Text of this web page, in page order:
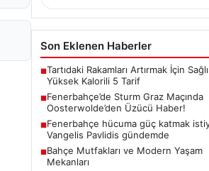
Son Eklenen Haberler
■Tartıdaki Rakamları Artırmak İçin
Yüksek Kalorili 5 Tarif
■Fenerbahçe’de Sturm Graz Maçında
Oosterwolde’den Üzücü Haber!
■Fenerbahçe hücuma güç katmak
Vangelis Pavlidis gündemde
■Bahçe Mutfakları ve Modern Yaşam
Mekanları